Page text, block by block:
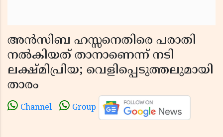
അൻസിബ ഹസ്സനെതിരെ പരാതി
നൽകിയത് താനാണെന്ന് നടി
ലക്ഷ്മിപ്രിയ; വെളിപ്പെടുത്തലുമായി
താരം
Channel Group